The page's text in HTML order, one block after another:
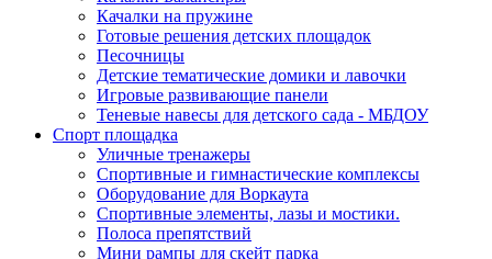
Качалки на пружине
Готовые решения детских площадок
Песочницы
Детские тематические домики и лавочки
Игровые развивающие панели
Теневые навесы для детского сада - МБДОУ
Спорт площадка
Уличные тренажеры
Спортивные и гимнастические комплексы
Оборудование для Воркаута
Спортивные элементы, лазы и мостики.
Полоса препятствий
Мини рампы для скейт парка